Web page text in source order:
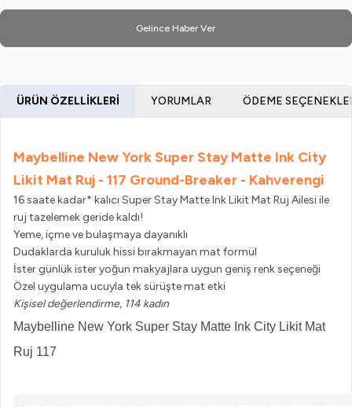
Gelince Haber Ver
ÜRÜN ÖZELLIKLERI YORUMLAR ÖDEME
Maybelline New York Super Stay Matte Ink City
Likit Mat Ruj - 117 Ground-Breaker - Kahverengi
16 saate kadar* kalıcı Super Stay Matte Ink Likit Mat Ruj Ailesi ile
ruj tazelemek geride kaldı!
Yeme, içme ve bulaşmaya dayanıklı
Dudaklarda kuruluk hissi bırakmayan mat formül
İster günlük ister yoğun makyajlara uygun geniş renk seçeneği
Özel uygulama ucuyla tek sürüşte mat etki
Kişisel değerlendirme, 114 kadın
Maybelline New York Super Stay Matte Ink City Likit Mat
Ruj 117